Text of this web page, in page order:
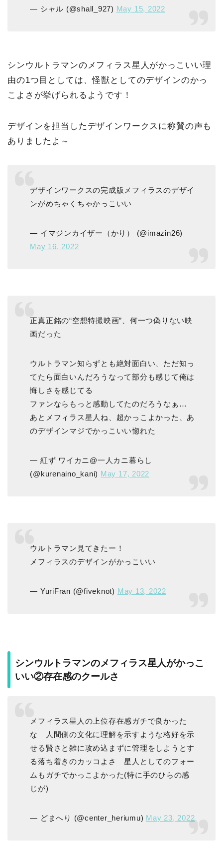
— シャル (@shall_927) May 15, 2022
シンウルトラマンのメフィラス星人がかっこいい理
由の1つ目としては、怪獣としてのデザインのかっ
こよさが挙げられるようです！
デザインを担当したデザインワークスに称賛の声も
ありましたよ～
デザインワークスの完成版メフィラスのデザイ
ンがめちゃくちゃかっこいい
— イマジンカイザー（かり） (@imazin26)
May 16, 2022
正真正銘の“空想特撮映画”、何一つ偽りない映
画だった
ウルトラマン知らずとも絶対面白い、ただ知っ
てたら面白いんだろうなって部分も感じて俺は
悔しさを感じてる
ファンならもっと感動してたのだろうなぁ…
あとメフィラス星人ね、超かっこよかった、あ
のデザインマジでかっこいい惚れた
— 紅ず ワイカニ@一人カニ暮らし
(@kurenaino_kani) May 17, 2022
ウルトラマン見てきたー！
メフィラスのデザインがかっこいい
— YuriFran (@fiveknot) May 13, 2022
シンウルトラマンのメフィラス星人がかっこ
いい②存在感のクールさ
メフィラス星人の上位存在感ガチで良かった
な 人間側の文化に理解を示すような格好を示
せる賢さと雑に攻め込まずに管理をしようとす
る落ち着きのカッコよさ 星人としてのフォー
ムもガチでかっこよかった(特に手のひらの感
じが)
— どまへり (@center_heriumu) May 23, 2022